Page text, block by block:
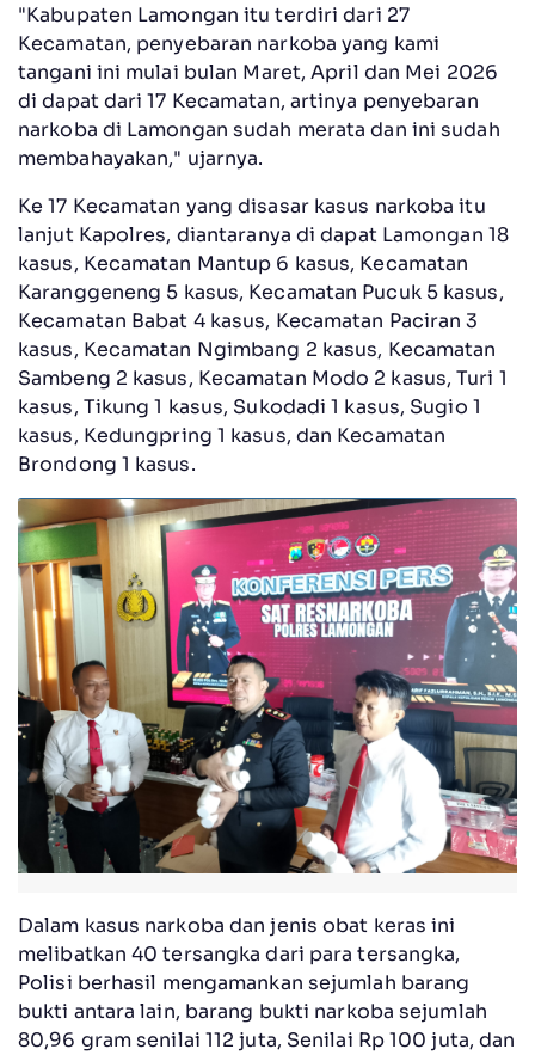
"Kabupaten Lamongan itu terdiri dari 27
Kecamatan, penyebaran narkoba yang kami
tangani ini mulai bulan Maret, April dan Mei 2026
di dapat dari 17 Kecamatan, artinya penyebaran
narkoba di Lamongan sudah merata dan ini sudah
membahayakan," ujarnya.
Ke 17 Kecamatan yang disasar kasus narkoba itu
lanjut Kapolres, diantaranya di dapat Lamongan 18
kasus, Kecamatan Mantup 6 kasus, Kecamatan
Karanggeneng 5 kasus, Kecamatan Pucuk 5 kasus,
Kecamatan Babat 4 kasus, Kecamatan Paciran 3
kasus, Kecamatan Ngimbang 2 kasus, Kecamatan
Sambeng 2 kasus, Kecamatan Modo 2 kasus, Turi 1
kasus, Tikung 1 kasus, Sukodadi 1 kasus, Sugio 1
kasus, Kedungpring 1 kasus, dan Kecamatan
Brondong 1 kasus.
Dalam kasus narkoba dan jenis obat keras ini
melibatkan 40 tersangka dari para tersangka,
Polisi berhasil mengamankan sejumlah barang
bukti antara lain, barang bukti narkoba sejumlah
80,96 gram senilai 112 juta, Senilai Rp 100 juta, dan